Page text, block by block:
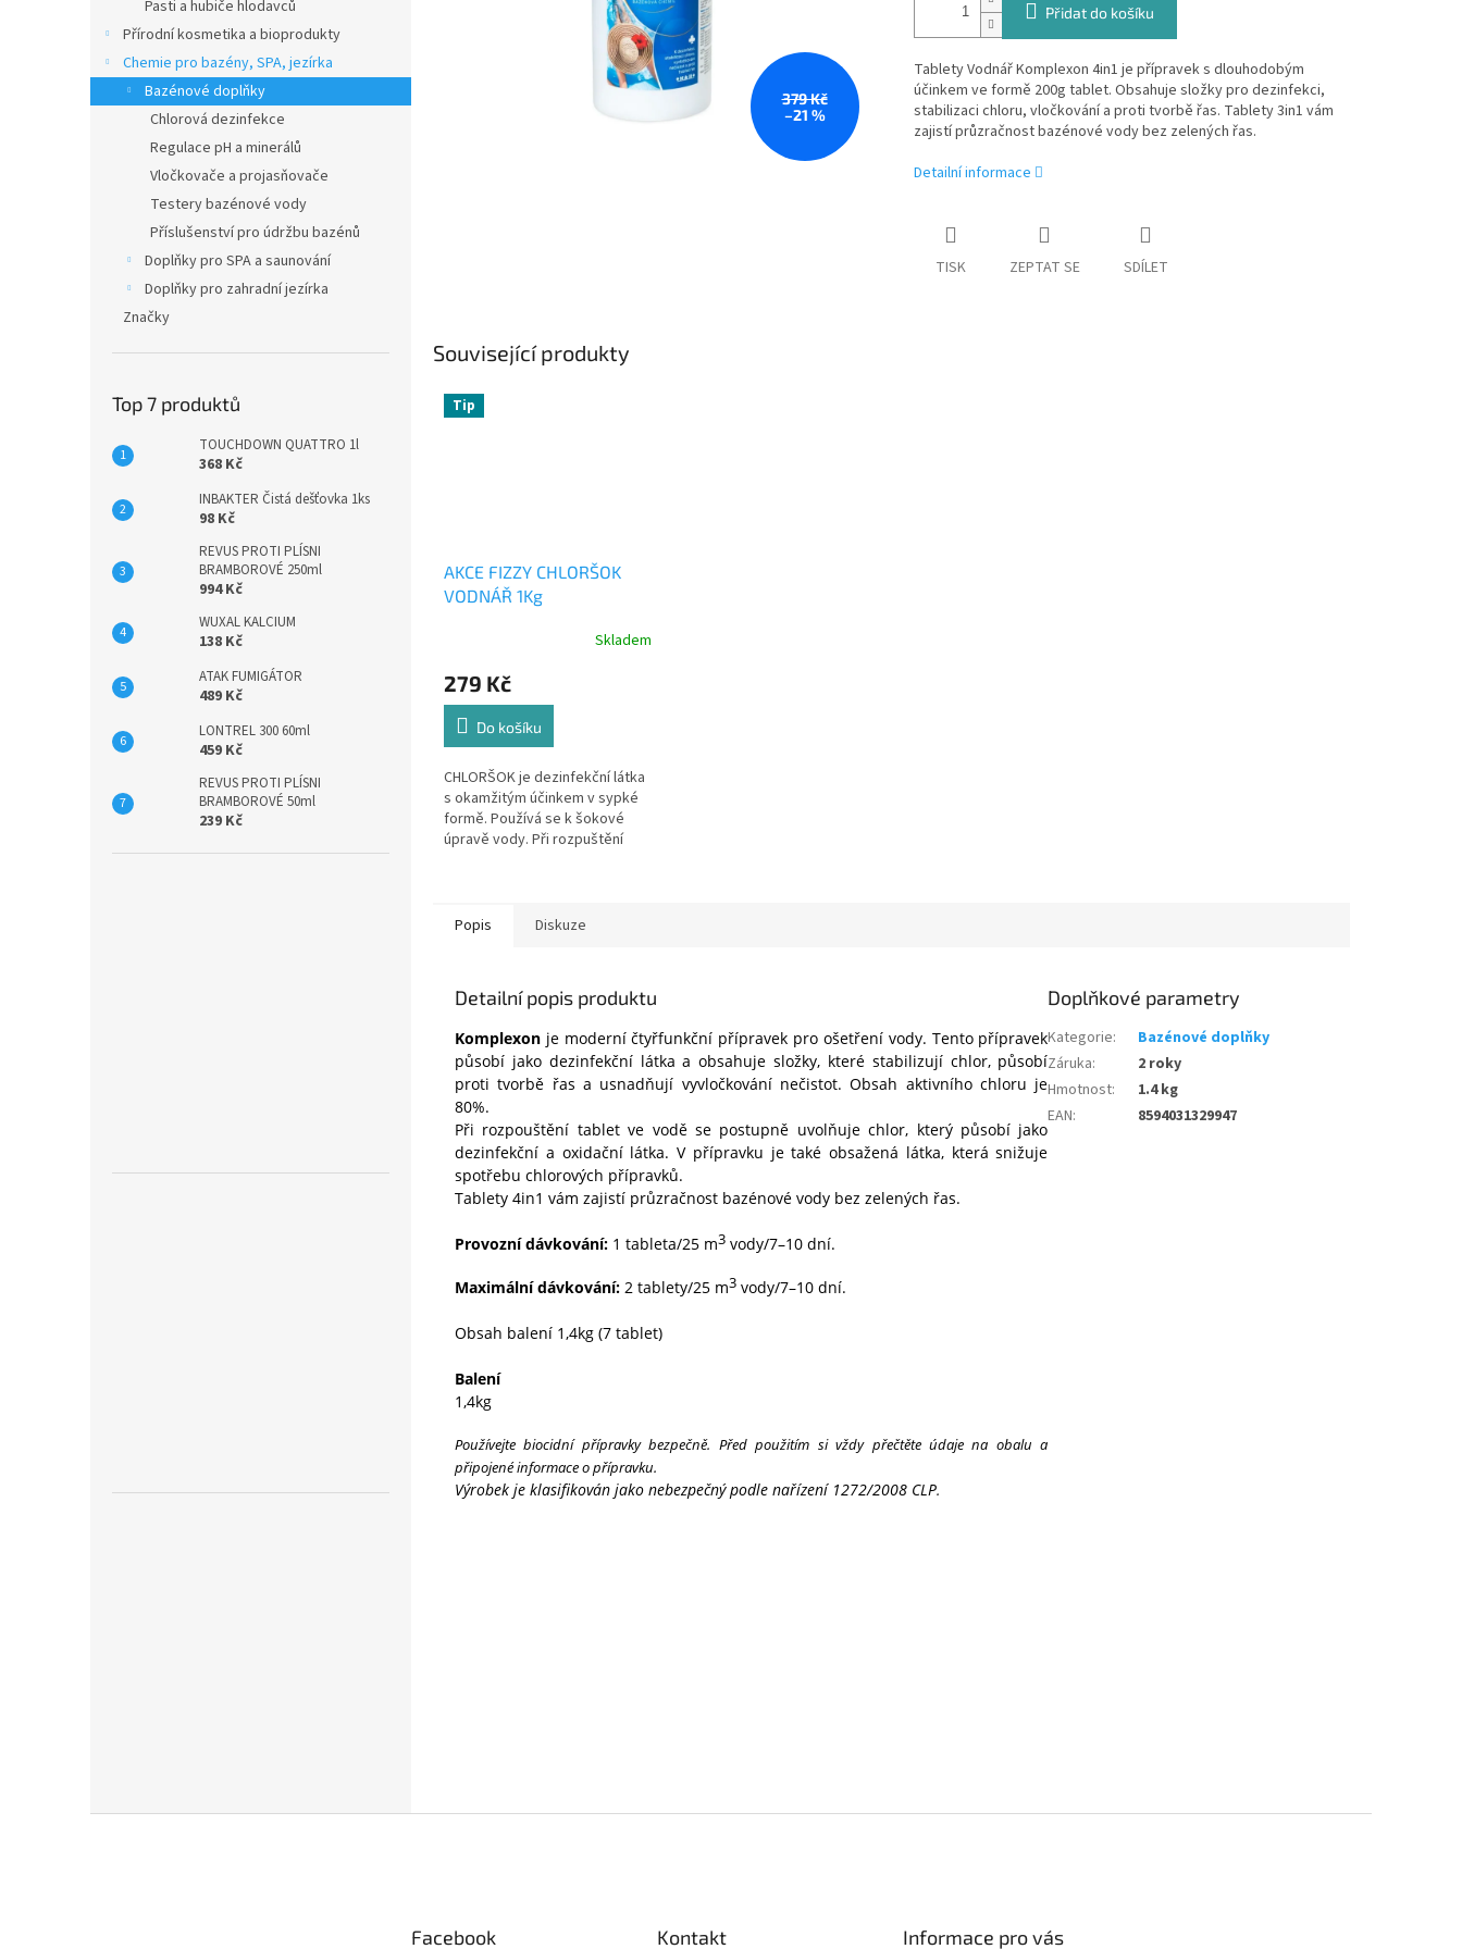
Pasti a hubiče hlodavců
Přírodní kosmetika a bioprodukty
Chemie pro bazény, SPA, jezírka
Bazénové doplňky
Chlorová dezinfekce
Regulace pH a minerálů
Vločkovače a projasňovače
Testery bazénové vody
Příslušenství pro údržbu bazénů
Doplňky pro SPA a saunování
Doplňky pro zahradní jezírka
Značky
Top 7 produktů
TOUCHDOWN QUATTRO 1l
368 Kč
INBAKTER Čistá dešťovka 1ks
98 Kč
REVUS PROTI PLÍSNI
BRAMBOROVÉ 250ml
994 Kč
WUXAL KALCIUM
138 Kč
ATAK FUMIGÁTOR
489 Kč
LONTREL 300 60ml
459 Kč
REVUS PROTI PLÍSNI
BRAMBOROVÉ 50ml
239 Kč
379 Kč
–21 %
Přidat do košíku
Tablety Vodnář Komplexon 4in1 je přípravek s dlouhodobým
účinkem ve formě 200g tablet. Obsahuje složky pro dezinfekci,
stabilizaci chloru, vločkování a proti tvorbě řas. Tablety 3in1 vám
zajistí průzračnost bazénové vody bez zelených řas.
Detailní informace
TISK ZEPTAT SE SDÍLET
Související produkty
Tip
AKCE FIZZY CHLORŠOK
VODNÁŘ 1Kg
produktu
je
4,6
z
5
hvězdiček.
Skladem
279 Kč
Do košíku
CHLORŠOK je dezinfekční látka
s okamžitým účinkem v sypké
formě. Používá se k šokové
úpravě vody. Při rozpuštění
Popis
Diskuze
Detailní popis produktu
Komplexon je moderní čtyřfunkční přípravek pro ošetření vody. Tento přípravek
působí jako dezinfekční látka a obsahuje složky, které stabilizují chlor, působí
proti tvorbě řas a usnadňují vyvločkování nečistot. Obsah aktivního chloru je
80%.
Při rozpouštění tablet ve vodě se postupně uvolňuje chlor, který působí jako
dezinfekční a oxidační látka. V přípravku je také obsažená látka, která snižuje
spotřebu chlorových přípravků.
Tablety 4in1 vám zajistí průzračnost bazénové vody bez zelených řas.
Provozní dávkování: 1 tableta/25 m3 vody/7–10 dní.
Maximální dávkování: 2 tablety/25 m3 vody/7–10 dní.
Obsah balení 1,4kg (7 tablet)
Balení
1,4kg
Používejte biocidní přípravky bezpečně. Před použitím si vždy přečtěte údaje na obalu a
připojené informace o přípravku.
Výrobek je klasifikován jako nebezpečný podle nařízení 1272/2008 CLP.
Doplňkové parametry
Kategorie:
Bazénové doplňky
Záruka:
2 roky
Hmotnost:
1.4 kg
EAN: 8594031329947
Facebook Kontakt Informace pro vás